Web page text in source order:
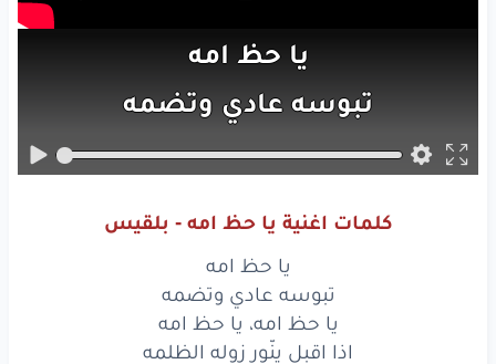
يا حظ امه
تبوسه عادي وتضمه
يا حظامه،يا حظامه
يا حظ امه
تبوسه عاديوتضمه
كلمات اغنية يا حظ امه - بلقيس
يا حظ امه
تبوسه عادي وتضمه
يا حظ امه، يا حظ امه
اذا اقبل ينّور زوله الظلمه